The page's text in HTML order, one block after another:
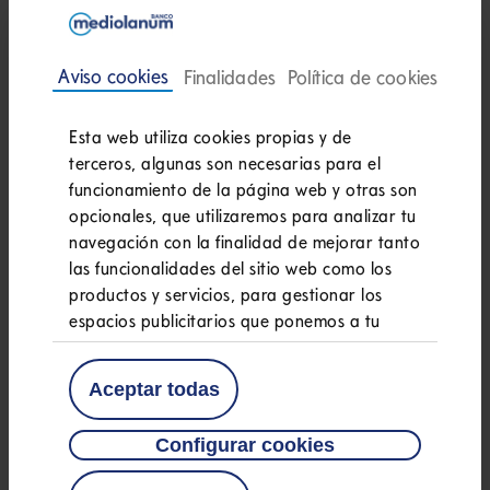
Esta web utiliza cookies propias y de
terceros, algunas son necesarias para el
funcionamiento de la página web y otras son
opcionales, que utilizaremos para analizar tu
navegación con la finalidad de mejorar tanto
las funcionalidades del sitio web como los
productos y servicios, para gestionar los
espacios publicitarios que ponemos a tu
disposición. Puedes consultar información de
las cookies en el apartado “Finalidades”.
Además, puedes consultar la opción “Política
de Cookies” para más información. Al pulsar
en “Aceptar todas”, permites que todas las
cookies se guarden en tu terminal. También
Aceptar todas
Configurar cookies
Ser Family Banker
¡Podrás llegar a donde tú quieras! Tu
Mediolanum cuentas con la libertad de
elegir laevolución profesionalque quieres
tener, ¡tú decides!
Ruta profesional: Para consolidarte
en el tiempo como gestor de la
relación con los clientes. El
crecimiento en la gestión de
clientes y de su patrimonio te dará
la posibilidad de convertirte en